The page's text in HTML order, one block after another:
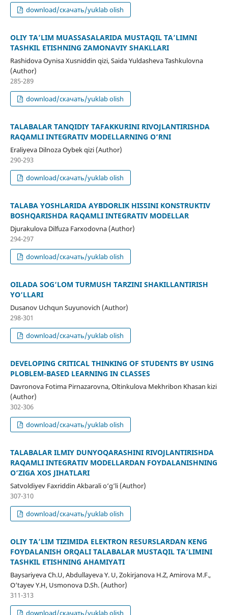
download/скачать/yuklab olish
OLIY TA’LIM MUASSASALARIDA MUSTAQIL TA’LIMNI
TASHKIL ETISHNING ZAMONAVIY SHAKLLARI
Rashidova Oynisa Xusniddin qizi, Saida Yuldasheva Tashkulovna
(Author)
285-289
download/скачать/yuklab olish
TALABALAR TANQIDIY TAFAKKURINI RIVOJLANTIRISHDA
RAQAMLI INTEGRATIV MODELLARNING O‘RNI
Eraliyeva Dilnoza Oybek qizi (Author)
290-293
download/скачать/yuklab olish
TALABA YOSHLARIDA AYBDORLIK HISSINI KONSTRUKTIV
BOSHQARISHDA RAQAMLI INTEGRATIV MODELLAR
Djurakulova Dilfuza Farxodovna (Author)
294-297
download/скачать/yuklab olish
OILADA SOG‘LOM TURMUSH TARZINI SHAKILLANTIRISH
YO‘LLARI
Dusanov Uchqun Suyunovich (Author)
298-301
download/скачать/yuklab olish
DEVELOPING CRITICAL THINKING OF STUDENTS BY USING
PLOBLEM-BASED LEARNING IN CLASSES
Davronova Fotima Pirnazarovna, Oltinkulova Mekhribon Khasan kizi
(Author)
302-306
download/скачать/yuklab olish
TALABALAR ILMIY DUNYOQARASHINI RIVOJLANTIRISHDA
RAQAMLI INTEGRATIV MODELLARDAN FOYDALANISHNING
O‘ZIGA XOS JIHATLARI
Satvoldiyev Faxriddin Akbarali o‘g‘li (Author)
307-310
download/скачать/yuklab olish
OLIY TA’LIM TIZIMIDA ELEKTRON RESURSLARDAN KENG
FOYDALANISH ORQALI TALABALAR MUSTAQIL TA’LIMINI
TASHKIL ETISHNING AHAMIYATI
Baysariyeva Ch.U, Abdullayeva Y. U, Zokirjanova H.Z, Amirova M.F.,
O‘tayev Y.H, Usmonova D.Sh. (Author)
311-313
download/скачать/yuklab olish